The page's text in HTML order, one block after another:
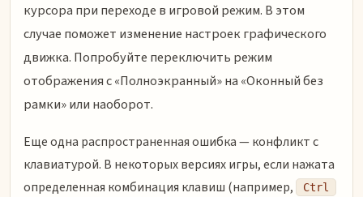
курсора при переходе в игровой режим. В этом
случае поможет изменение настроек графического
движка. Попробуйте переключить режим
отображения с «Полноэкранный» на «Оконный без
рамки» или наоборот.
Еще одна распространенная ошибка — конфликт с
клавиатурой. В некоторых версиях игры, если нажата
определенная комбинация клавиш (например,
Ctrl